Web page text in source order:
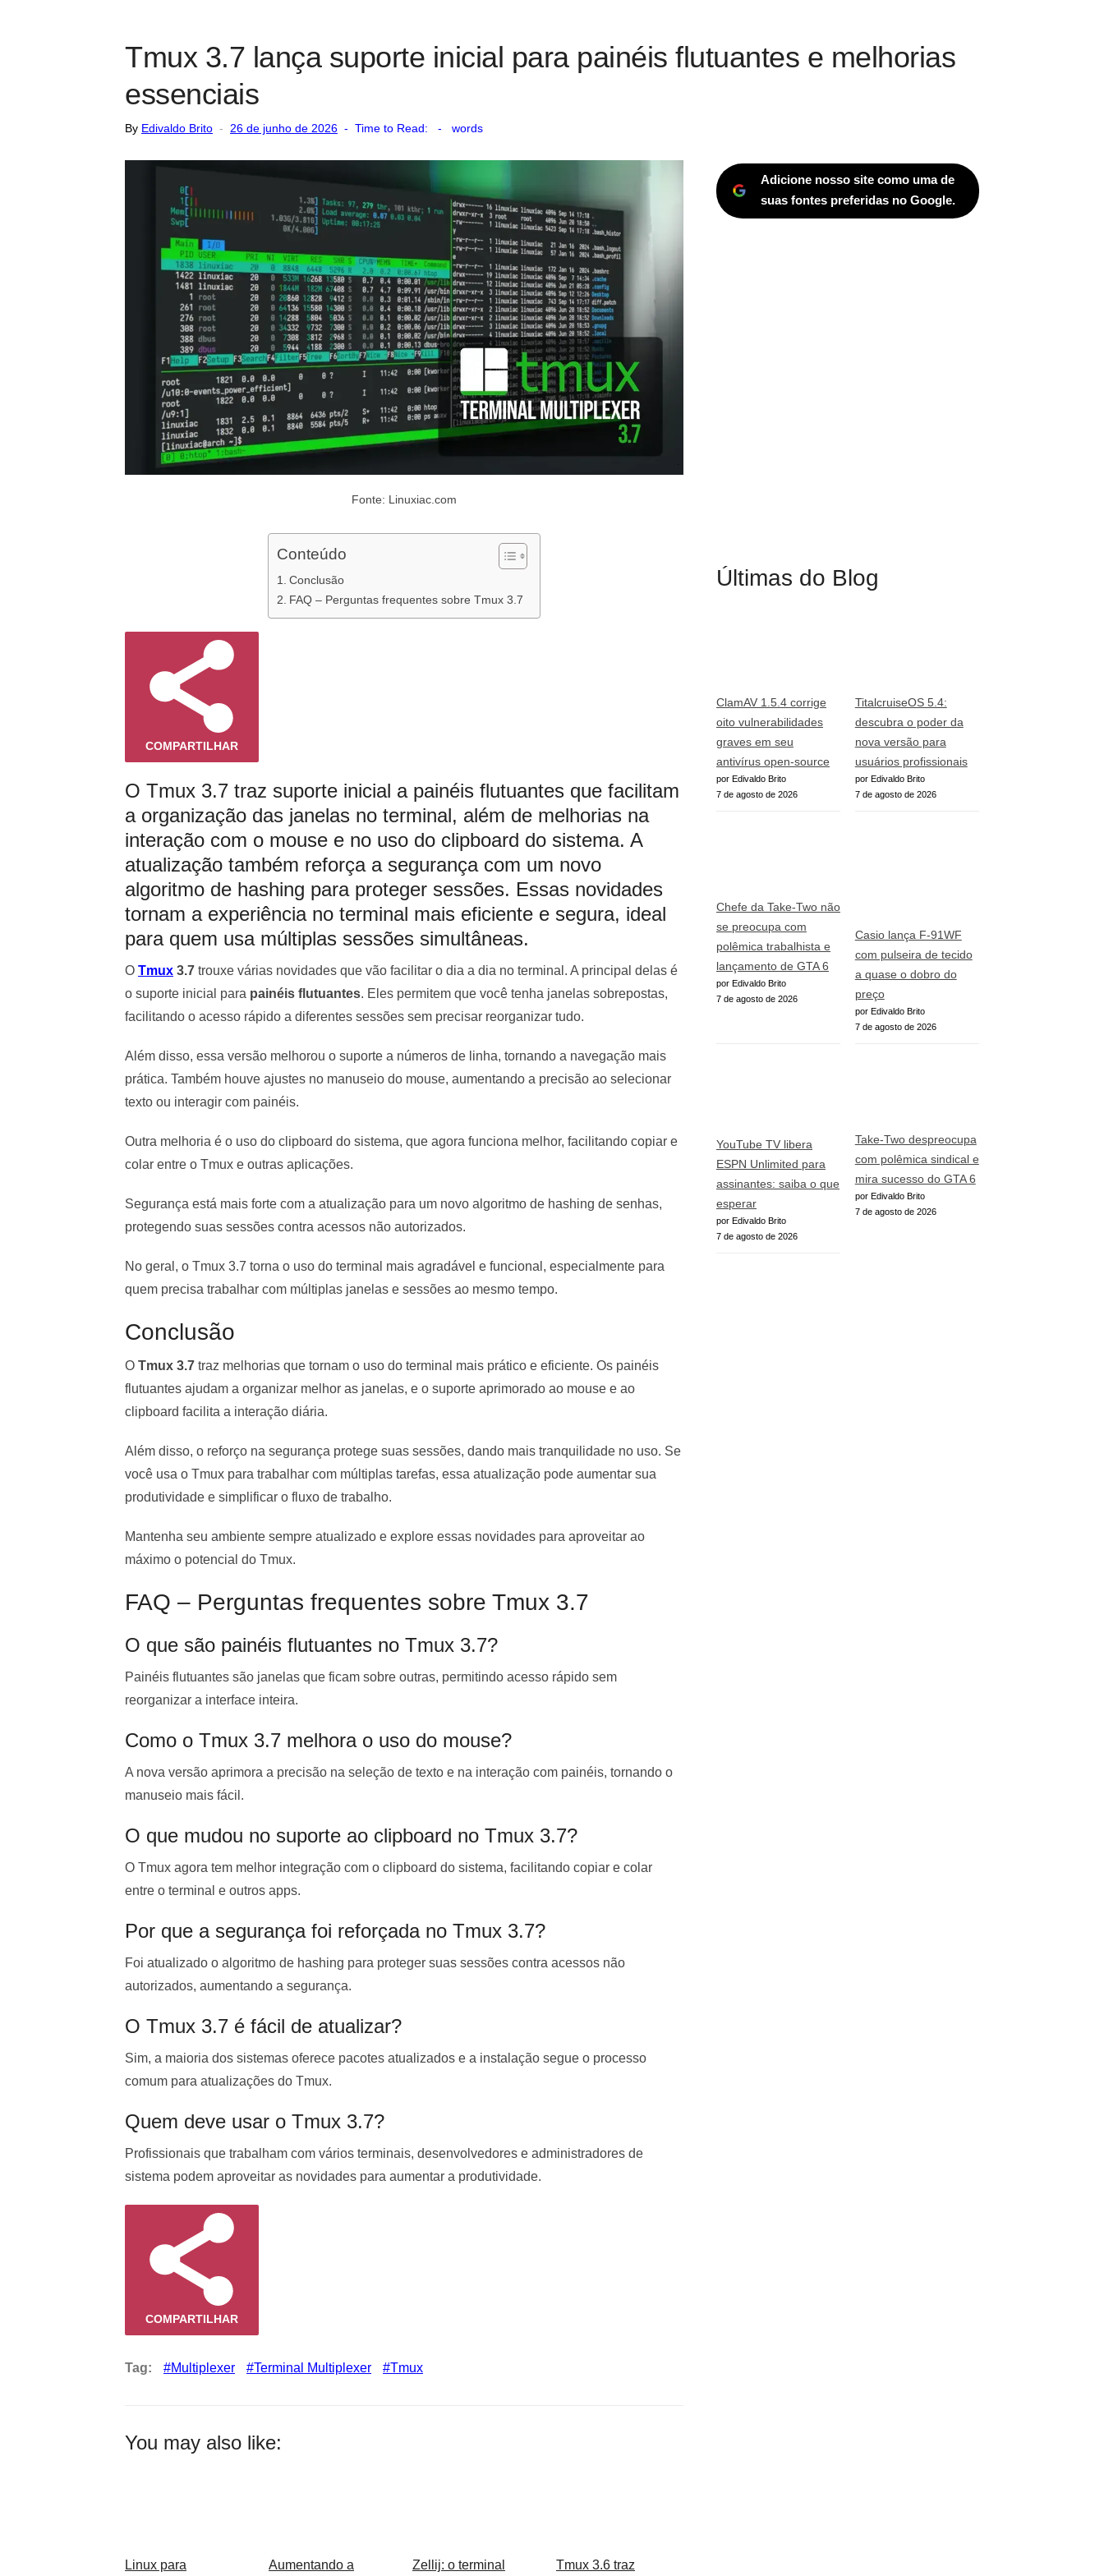
Tmux 3.7 lança suporte inicial para painéis flutuantes e melhorias
essenciais
By Edivaldo Brito
Posted
26 de junho de 2026 Time to Read: - words
Fonte: Linuxiac.com
Conteúdo
Conclusão
FAQ – Perguntas frequentes sobre Tmux 3.7
COMPARTILHAR
O Tmux 3.7 traz suporte inicial a painéis flutuantes que facilitam
a organização das janelas no terminal, além de melhorias na
interação com o mouse e no uso do clipboard do sistema. A
atualização também reforça a segurança com um novo
algoritmo de hashing para proteger sessões. Essas novidades
tornam a experiência no terminal mais eficiente e segura, ideal
para quem usa múltiplas sessões simultâneas.
O Tmux 3.7 trouxe várias novidades que vão facilitar o dia a dia no terminal. A principal delas é
o suporte inicial para painéis flutuantes. Eles permitem que você tenha janelas sobrepostas,
facilitando o acesso rápido a diferentes sessões sem precisar reorganizar tudo.
Além disso, essa versão melhorou o suporte a números de linha, tornando a navegação mais
prática. Também houve ajustes no manuseio do mouse, aumentando a precisão ao selecionar
texto ou interagir com painéis.
Outra melhoria é o uso do clipboard do sistema, que agora funciona melhor, facilitando copiar e
colar entre o Tmux e outras aplicações.
Segurança está mais forte com a atualização para um novo algoritmo de hashing de senhas,
protegendo suas sessões contra acessos não autorizados.
No geral, o Tmux 3.7 torna o uso do terminal mais agradável e funcional, especialmente para
quem precisa trabalhar com múltiplas janelas e sessões ao mesmo tempo.
Conclusão
O Tmux 3.7 traz melhorias que tornam o uso do terminal mais prático e eficiente. Os painéis
flutuantes ajudam a organizar melhor as janelas, e o suporte aprimorado ao mouse e ao
clipboard facilita a interação diária.
Além disso, o reforço na segurança protege suas sessões, dando mais tranquilidade no uso. Se
você usa o Tmux para trabalhar com múltiplas tarefas, essa atualização pode aumentar sua
produtividade e simplificar o fluxo de trabalho.
Mantenha seu ambiente sempre atualizado e explore essas novidades para aproveitar ao
máximo o potencial do Tmux.
FAQ – Perguntas frequentes sobre Tmux 3.7
O que são painéis flutuantes no Tmux 3.7?
Painéis flutuantes são janelas que ficam sobre outras, permitindo acesso rápido sem
reorganizar a interface inteira.
Como o Tmux 3.7 melhora o uso do mouse?
A nova versão aprimora a precisão na seleção de texto e na interação com painéis, tornando o
manuseio mais fácil.
O que mudou no suporte ao clipboard no Tmux 3.7?
O Tmux agora tem melhor integração com o clipboard do sistema, facilitando copiar e colar
entre o terminal e outros apps.
Por que a segurança foi reforçada no Tmux 3.7?
Foi atualizado o algoritmo de hashing para proteger suas sessões contra acessos não
autorizados, aumentando a segurança.
O Tmux 3.7 é fácil de atualizar?
Sim, a maioria dos sistemas oferece pacotes atualizados e a instalação segue o processo
comum para atualizações do Tmux.
Quem deve usar o Tmux 3.7?
Profissionais que trabalham com vários terminais, desenvolvedores e administradores de
sistema podem aproveitar as novidades para aumentar a produtividade.
COMPARTILHAR
Tag: Multiplexer Terminal Multiplexer Tmux
You may also like:
Linux para
Aumentando a
Zellij: o terminal
Tmux 3.6 traz
Adicione nosso site como uma de
suas fontes preferidas no Google.
Últimas do Blog
ClamAV 1.5.4 corrige
oito vulnerabilidades
graves em seu
antivírus open-source
por Edivaldo Brito
7 de agosto de 2026
TitalcruiseOS 5.4:
descubra o poder da
nova versão para
usuários profissionais
por Edivaldo Brito
7 de agosto de 2026
Chefe da Take-Two não
se preocupa com
polêmica trabalhista e
lançamento de GTA 6
por Edivaldo Brito
7 de agosto de 2026
Casio lança F-91WF
com pulseira de tecido
a quase o dobro do
preço
por Edivaldo Brito
7 de agosto de 2026
YouTube TV libera
ESPN Unlimited para
assinantes: saiba o que
esperar
por Edivaldo Brito
7 de agosto de 2026
Take-Two despreocupa
com polêmica sindical e
mira sucesso do GTA 6
por Edivaldo Brito
7 de agosto de 2026